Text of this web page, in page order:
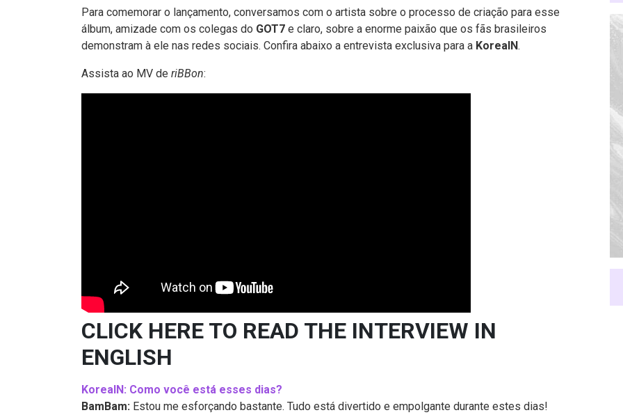
Para comemorar o lançamento, conversamos com o artista sobre o processo de criação para esse
álbum, amizade com os colegas do GOT7 e claro, sobre a enorme paixão que os fãs brasileiros
demonstram à ele nas redes sociais. Confira abaixo a entrevista exclusiva para a KoreaIN.
Assista ao MV de riBBon:
CLICK HERE TO READ THE INTERVIEW IN
ENGLISH
KoreaIN: Como você está esses dias?
BamBam: Estou me esforçando bastante. Tudo está divertido e empolgante durante estes dias!